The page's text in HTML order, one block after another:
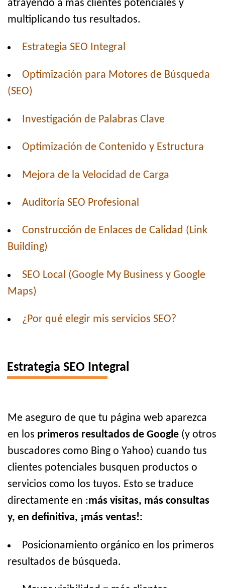
atrayendo a más clientes potenciales y
multiplicando tus resultados.
Estrategia SEO Integral
Optimización para Motores de Búsqueda
(SEO)
Investigación de Palabras Clave
Optimización de Contenido y Estructura
Mejora de la Velocidad de Carga
Auditoría SEO Profesional
Construcción de Enlaces de Calidad (Link
Building)
SEO Local (Google My Business y Google
Maps)
¿Por qué elegir mis servicios SEO?
Estrategia SEO Integral
Me aseguro de que tu página web aparezca
en los primeros resultados de Google (y otros
buscadores como Bing o Yahoo) cuando tus
clientes potenciales busquen productos o
servicios como los tuyos. Esto se traduce
directamente en :más visitas, más consultas
y, en definitiva, ¡más ventas!:
Posicionamiento orgánico en los primeros
resultados de búsqueda.